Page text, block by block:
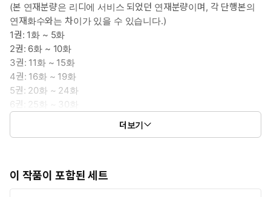
(본 연재분량은 리디에 서비스 되었던 연재분량이며, 각 단행본의
연재화수와는 차이가 있을 수 있습니다.)
1권: 1화 ~ 5화
2권: 6화 ~ 10화
3권: 11화 ~ 15화
4권: 16화 ~ 19화
5권: 20화 ~ 24화
6권: 25화 ~ 30화
더보기
이 작품이 포함된 세트